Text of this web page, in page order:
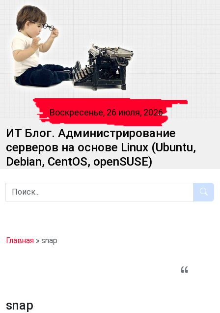
Воскресенье, 26 июля, 2026
ИТ Блог. Администрирование
серверов на основе Linux (Ubuntu,
Debian, CentOS, openSUSE)
Главная » snap
snap